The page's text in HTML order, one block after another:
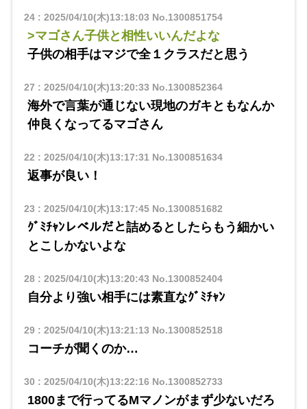
24: 2025/04/10(木)13:18:03 No.1300851754
>マゴさん子供と相性いいんだよな
子供の相手はマジで全１クラスだと思う
27 : 2025/04/10(木)13:20:33 No.1300852364
海外で言葉が通じない現地のガキともなんか
仲良くなってるマゴさん
22 : 2025/04/10(木)13:17:31 No.1300851634
返事が良い！
23 : 2025/04/10(木)13:17:45No.1300851682
ｸﾞﾐﾁｬﾝレベルだと詰めるとしたらもう細かい
とこしかないよな
28: 2025/04/10(木)13:20:43 No.1300852404
自分より強い相手には素直なｸﾞﾐﾁｬﾝ
29: 2025/04/10(木)13:21:13 No.1300852518
コーチが聞くのか…
30 : 2025/04/10(木)13:22:16 No.1300852733
1800まで行ってるMマノンがまず少ないだろ